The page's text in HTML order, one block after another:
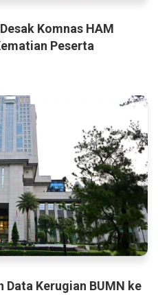
Komnas HAM
Peserta
Data Kerugian BUMN ke